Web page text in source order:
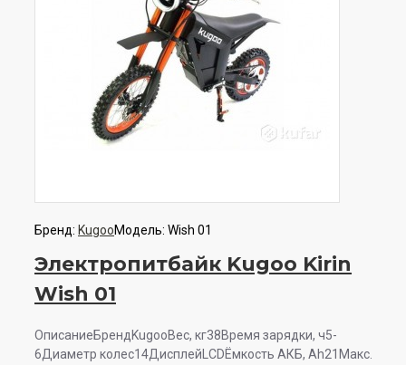
Бренд: KugooМодель: Wish 01
Электропитбайк Kugoo Kirin
Wish 01
ОписаниеБрендKugooВес, кг38Время зарядки, ч5-
6Диаметр колес14ДисплейLCDЁмкость АКБ, Ah21Макс.